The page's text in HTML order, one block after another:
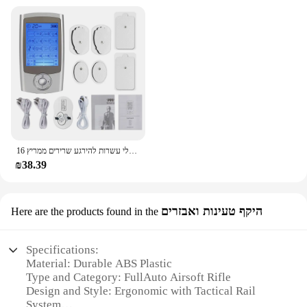
16 מצבי חשמלי עשרות להירגע שרירים ממריץ EMS דיקור גוף עיסוי דיגיטלי טיפול הרזיה מכונת Electrostimulator
₪38.39
Here are the products found in the היקף טעינות ואבזרים
Specifications:
Material: Durable ABS Plastic
Type and Category: FullAuto Airsoft Rifle
Design and Style: Ergonomic with Tactical Rail